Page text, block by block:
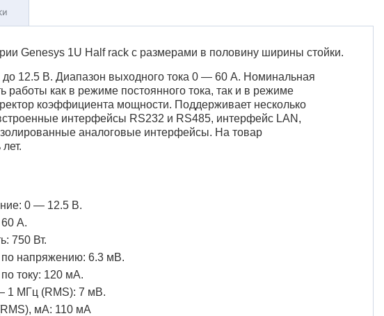
Genesys 1U Half rack с размерами в половину ширины стойки.
12.5 В. Диапазон выходного тока 0 — 60 А. Номинальная
как в режиме постоянного тока, так и в режиме
коэффициента мощности. Поддерживает несколько
интерфейсы RS232 и RS485, интерфейс LAN,
аналоговые интерфейсы. На товар
0 — 12.5 В.
А.
750 Вт.
напряжению: 6.3 мВ.
току: 120 мА.
1 МГц (RMS): 7 мВ.
мА: 110 мА